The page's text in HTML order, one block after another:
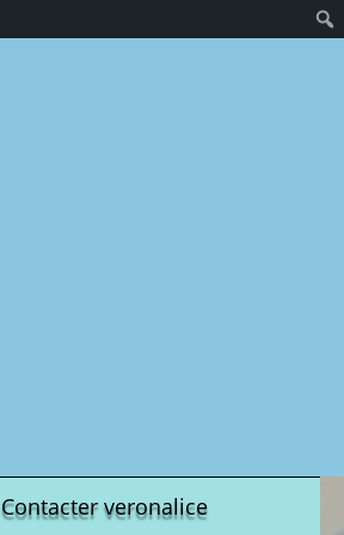
Contacter veronalice